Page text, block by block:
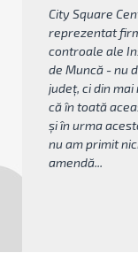
City Square
reprezentat
controale ale
de Muncă - nu
județ, ci din
că în toată
și în urma
nu am primit
amendă...